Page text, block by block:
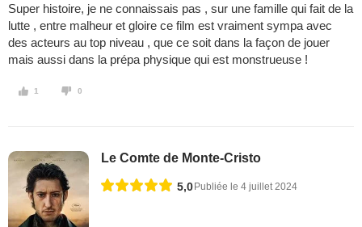
Super histoire, je ne connaissais pas , sur une famille qui fait de la
lutte , entre malheur et gloire ce film est vraiment sympa avec
des acteurs au top niveau , que ce soit dans la façon de jouer
mais aussi dans la prépa physique qui est monstrueuse !
1 0
Le Comte de Monte-Cristo
5,0 Publiée le 4 juillet 2024